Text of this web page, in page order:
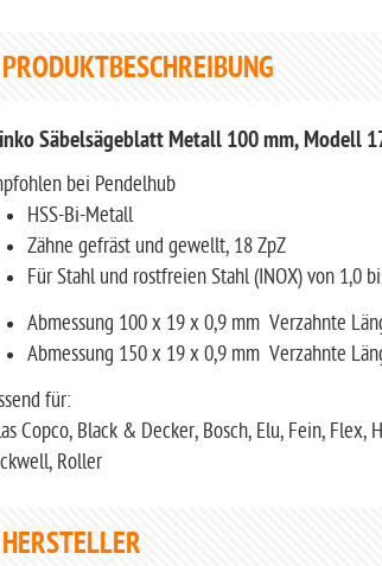
PRODUKTBESCHREIBUNG
Säbelsägeblatt Metall 100 mm, Modell
bei Pendelhub
HSS-Bi-Metall
Zähne gefräst und gewellt, 18 ZpZ
Für Stahl und rostfreien Stahl (INOX) von 1,0
Abmessung 100 x 19 x 0,9 mm Verzahnte
Abmessung 150 x 19 x 0,9 mm Verzahnte
für:
Copco, Black & Decker, Bosch, Elu, Fein, Flex,
Roller
HERSTELLER